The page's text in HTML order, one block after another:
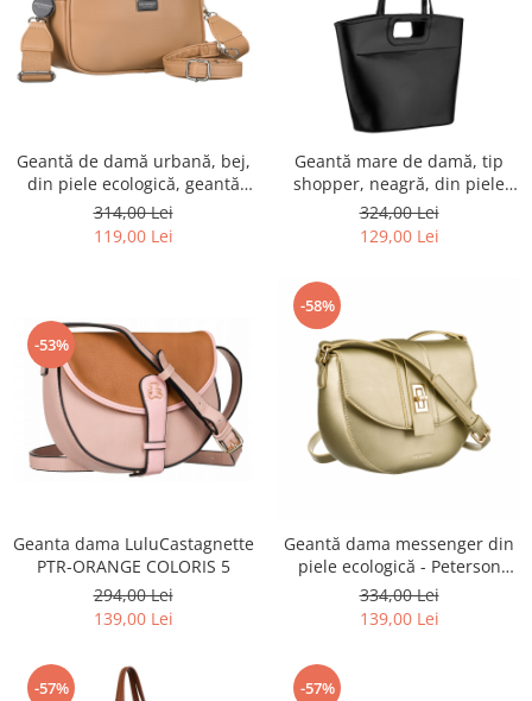
Geantă de damă urbană, bej,
din piele ecologică, geantă
crossbody Peterson PTR-PTN
STY-2-PIL BAIGE
314,00 Lei
119,00 Lei
Geantă mare de damă, tip
shopper, neagră, din piele
ecologică, cu închidere cu
fermoar - Peterson PTR-PTN
324,00 Lei
129,00 Lei
-53%
Geanta dama LuluCastagnette
PTR-ORANGE COLORIS 5
294,00 Lei
139,00 Lei
-58%
Geantă dama messenger din
piele ecologică - Peterson
PTR-PTN 1379-9596 GOLD
334,00 Lei
139,00 Lei
-57% -57%